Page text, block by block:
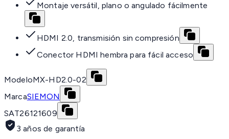
Montaje versátil, plano o angulado fácilmente
HDMI 2.0, transmisión sin compresión
Conector HDMI hembra para fácil acceso
ModeloMX-HD2.0-02
MarcaSIEMON
SAT26121609
3 años de garantía